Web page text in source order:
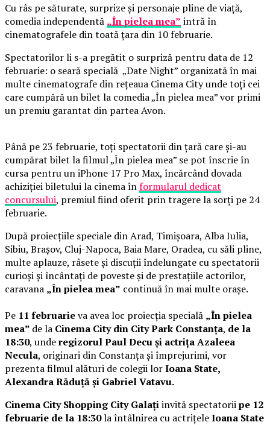
Cu râs pe săturate, surprize și personaje pline de viață,
comedia independentă „În pielea mea” intră în
cinematografele din toată țara din 10 februarie.
Spectatorilor li s-a pregătit o surpriză pentru data de 12
februarie: o seară specială „Date Night” organizată în mai
multe cinematografe din rețeaua Cinema City unde toți cei
care cumpără un bilet la comedia „În pielea mea” vor primi
un premiu garantat din partea Avon.
Până pe 23 februarie, toți spectatorii din țară care și-au
cumpărat bilet la filmul „În pielea mea” se pot înscrie în
cursa pentru un iPhone 17 Pro Max, încărcând dovada
achiziției biletului la cinema înformularul dedicat
concursului, premiul fiind oferit prin tragere la sorți pe 24
februarie.
După proiecțiile speciale din Arad, Timișoara, Alba Iulia,
Sibiu, Brașov, Cluj-Napoca, Baia Mare, Oradea, cu săli pline,
multe aplauze, râsete și discuții îndelungate cu spectatorii
curioși și încântați de poveste și de prestațiile actorilor,
caravana „În pielea mea” continuă în mai multe orașe.
Pe 11 februarieva avea loc proiecția specială „În pielea
mea” de la Cinema City din City Park Constanța, de la
18:30, underegizorul Paul Decu și actrița Azaleea
Necula, originari din Constanța și împrejurimi, vor
prezenta filmul alături de colegii lorIoana State,
Alexandra Răduță și Gabriel Vatavu.
Cinema City Shopping City Galațiinvită spectatoriipe 12
februarie de la 18:30la întâlnirea cu actrițeleIoana State